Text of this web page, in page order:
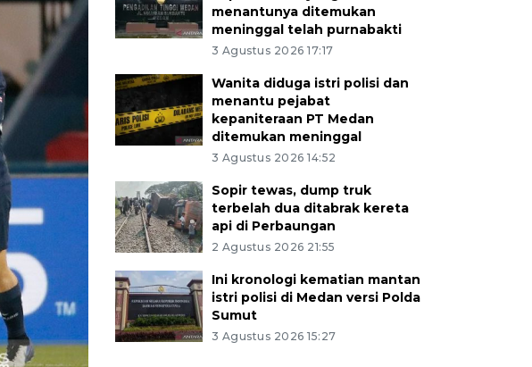
menantunya ditemukan
meninggal telah purnabakti
3 Agustus 2026 17:17
Wanita diduga istri polisi dan
menantu pejabat
kepaniteraan PT Medan
ditemukan meninggal
3 Agustus 2026 14:52
Sopir tewas, dump truk
terbelah dua ditabrak kereta
api di Perbaungan
2 Agustus 2026 21:55
Ini kronologi kematian mantan
istri polisi di Medan versi Polda
Sumut
3 Agustus 2026 15:27